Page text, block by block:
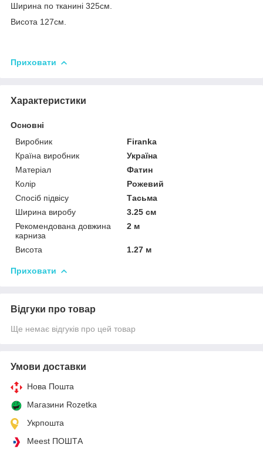
Ширина по тканині 325см.
Висота 127см.
Приховати
Характеристики
Основні
Виробник
Firanka
Країна виробник
Україна
Матеріал
Фатин
Колір
Рожевий
Спосіб підвісу
Тасьма
Ширина виробу
3.25 см
Рекомендована довжина
карниза
2 м
Висота 1.27 м
Приховати
Відгуки про товар
Ще немає відгуків про цей товар
Умови доставки
Нова Пошта
Магазини Rozetka
Укрпошта
Meest ПОШТА